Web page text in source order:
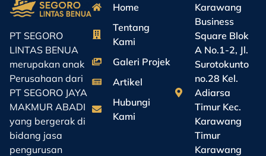
PT SEGORO
LINTAS BENUA
merupakan anak
Perusahaan dari
PT SEGORO JAYA
MAKMUR ABADI
yang bergerak di
bidang jasa
pengurusan
Home
Tentang
Kami
Galeri Projek
Artikel
Hubungi
Kami
Karawang
Business
Square Blok
A No.1-2, Jl.
Surotokunto
no.28 Kel.
Adiarsa
Timur Kec.
Karawang
Timur
Karawang